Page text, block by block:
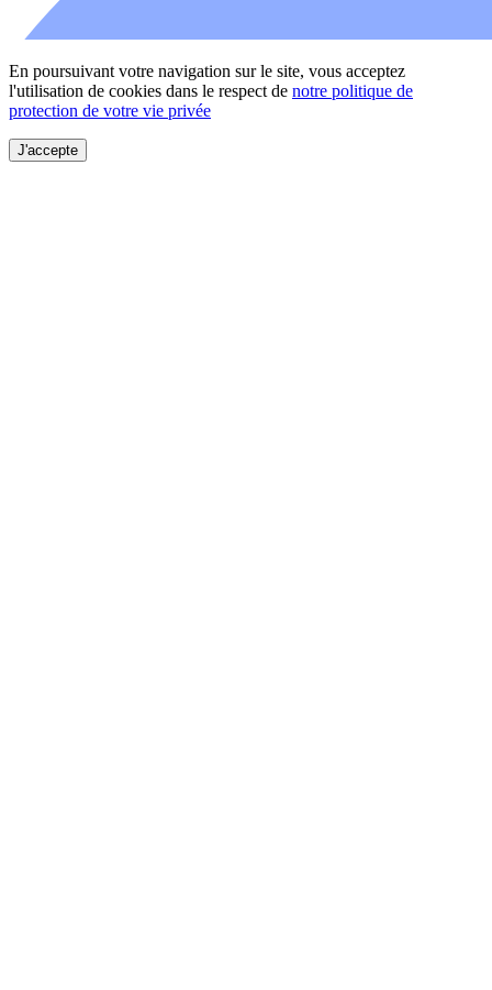
En poursuivant votre navigation sur le site, vous acceptez
l'utilisation de cookies dans le respect de notre politique de
protection de votre vie privée
J'accepte